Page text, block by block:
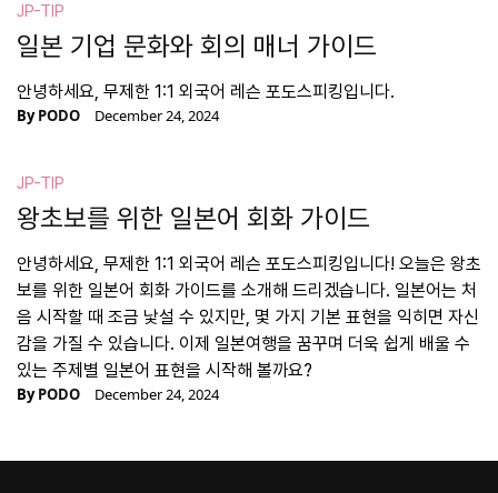
JP-TIP
일본 기업 문화와 회의 매너 가이드
안녕하세요, 무제한 1:1 외국어 레슨 포도스피킹입니다.
ByPODO December 24, 2024
JP-TIP
왕초보를 위한 일본어 회화 가이드
안녕하세요, 무제한 1:1 외국어 레슨 포도스피킹입니다! 오늘은 왕초
보를 위한 일본어 회화 가이드를 소개해 드리겠습니다. 일본어는 처
음 시작할 때 조금 낯설 수 있지만, 몇 가지 기본 표현을 익히면 자신
감을 가질 수 있습니다. 이제 일본여행을 꿈꾸며 더욱 쉽게 배울 수
있는 주제별 일본어 표현을 시작해 볼까요?
ByPODO December 24, 2024